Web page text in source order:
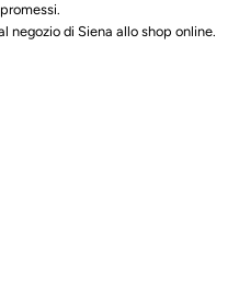
negozio di Siena allo shop online.